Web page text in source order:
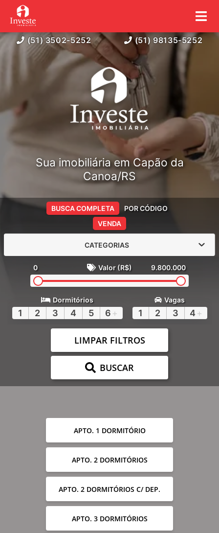
(51) 3502-5252 (51) 98135-5252
Sua imobiliária em Capão da
Canoa/RS
VENDA
BUSCA COMPLETA POR CÓDIGO
CATEGORIAS
0 Valor (R$) 9.800.000
Dormitórios
1 2 3 4 5 6 +
Vagas
1 2 3 4 +
LIMPAR FILTROS
BUSCAR
APTO. 1 DORMITÓRIO
APTO. 2 DORMITÓRIOS
APTO. 2 DORMITÓRIOS C/ DEP.
APTO. 3 DORMITÓRIOS